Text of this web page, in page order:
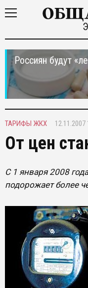
Россиян будут
ТАРИФЫ ЖКХ 12.11.2007
От цен
С 1 января 2008
подорожает более